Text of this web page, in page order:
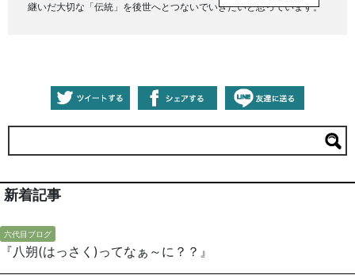
継いだ大切な「伝統」を後世へとつないでいきたいと思っています。
新着記事
六代目ブログ
『八朔(はっさく)ってなぁ～に？？』